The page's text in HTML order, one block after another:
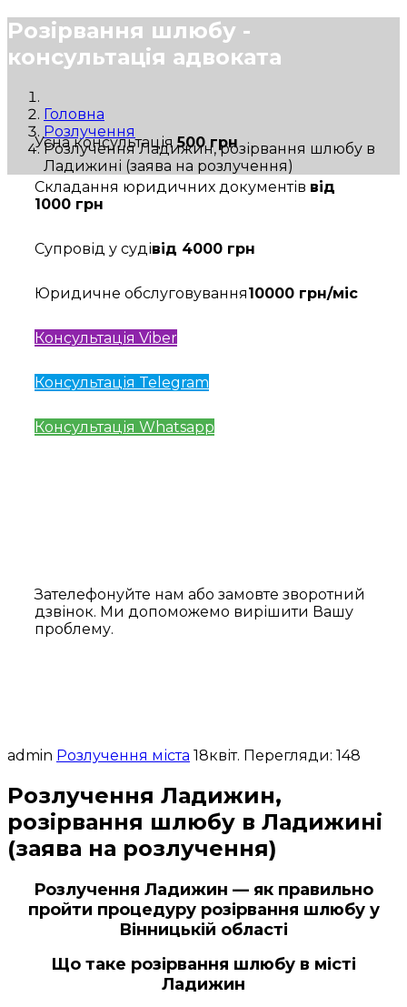
Розірвання шлюбу -
консультація адвоката
Головна
Розлучення
Розлучення Ладижин, розірвання шлюбу в
Ладижині (заява на розлучення)
Усна консультація500 грн
Складання юридичних документів від
1000 грн
Супровід у судівід 4000 грн
Юридичне обслуговування10000 грн/міс
Консультація Viber
Консультація Telegram
Консультація Whatsapp
Зателефонуйте нам або замовте зворотний
дзвінок. Ми допоможемо вирішити Вашу
проблему.
admin Розлучення міста 18квіт. Перегляди: 148
Розлучення Ладижин,
розірвання шлюбу в Ладижині
(заява на розлучення)
Розлучення Ладижин — як правильно
пройти процедуру розірвання шлюбу у
Вінницькій області
Що таке розірвання шлюбу в місті
Ладижин